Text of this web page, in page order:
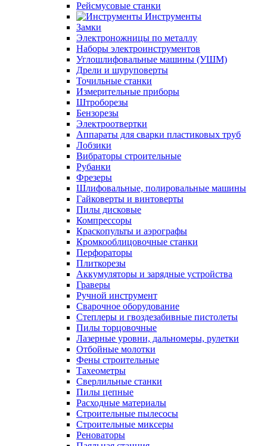
Рейсмусовые станки
Инструменты
Замки
Электроножницы по металлу
Наборы электроинструментов
Углошлифовальные машины (УШМ)
Дрели и шуруповерты
Точильные станки
Измерительные приборы
Штроборезы
Бензорезы
Электроотвертки
Аппараты для сварки пластиковых труб
Лобзики
Вибраторы строительные
Рубанки
Фрезеры
Шлифовальные, полировальные машины
Гайковерты и винтоверты
Пилы дисковые
Компрессоры
Краскопульты и аэрографы
Кромкооблицовочные станки
Перфораторы
Плиткорезы
Аккумуляторы и зарядные устройства
Граверы
Ручной инструмент
Сварочное оборудование
Степлеры и гвоздезабивные пистолеты
Пилы торцовочные
Лазерные уровни, дальномеры, рулетки
Отбойные молотки
Фены строительные
Тахеометры
Сверлильные станки
Пилы цепные
Расходные материалы
Строительные пылесосы
Строительные миксеры
Реноваторы